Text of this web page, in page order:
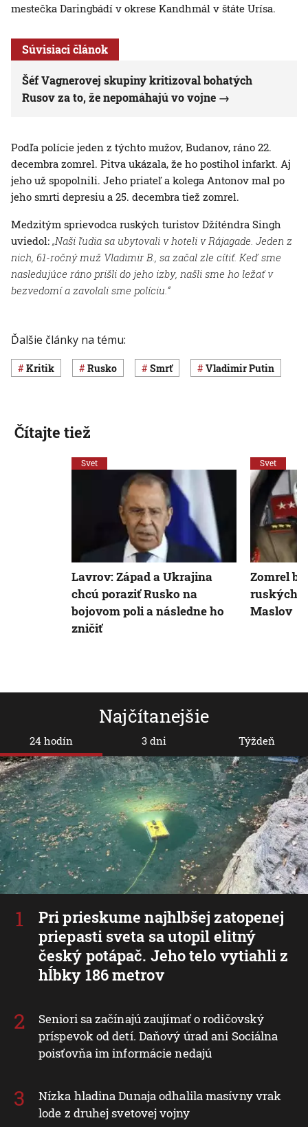
mestečka Daringbádí v okrese Kandhmál v štáte Urísa.
Súvisiaci článok
Šéf Vagnerovej skupiny kritizoval bohatých
Rusov za to, že nepomáhajú vo vojne
Podľa polície jeden z týchto mužov, Budanov, ráno 22.
decembra zomrel. Pitva ukázala, že ho postihol infarkt. Aj
jeho už spopolnili. Jeho priateľ a kolega Antonov mal po
jeho smrti depresiu a 25. decembra tiež zomrel.
Medzitým sprievodca ruských turistov Džíténdra Singh
uviedol: „Naši ľudia sa ubytovali v hoteli v Rájagade. Jeden z
nich, 61-ročný muž Vladimir B., sa začal zle cítiť. Keď sme
nasledujúce ráno prišli do jeho izby, našli sme ho ležať v
bezvedomí a zavolali sme políciu.“
Ďalšie články na tému:
kritik Rusko smrť Vladimir Putin
Najčítanejšie
24 hodín
Pri prieskume najhlbšej zatopenej
priepasti sveta sa utopil elitný
český potápač. Jeho telo vytiahli z
hĺbky 186 metrov
Seniori sa začínajú zaujímať o rodičovský
príspevok od detí. Daňový úrad ani Sociálna
poisťovňa im informácie nedajú
Nízka hladina Dunaja odhalila masívny vrak
lode z druhej svetovej vojny
3 dni Týždeň
Čítajte tiež
Svet
Lavrov: Západ a Ukrajina
chcú poraziť Rusko na
bojovom poli a následne ho
zničiť
Svet
Zomrel
ruských
Maslov